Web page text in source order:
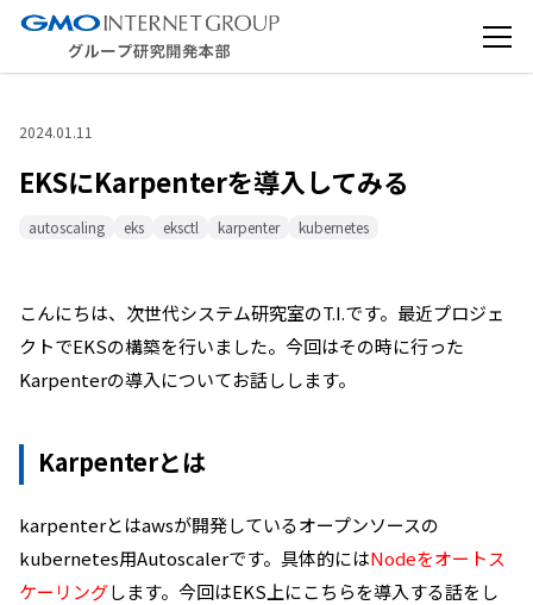
2024.01.11
EKSにKarpenterを導入してみる
autoscaling eks eksctl karpenter kubernetes
こんにちは、次世代システム研究室のT.I.です。最近プロジェ
クトでEKSの構築を行いました。今回はその時に行った
Karpenterの導入についてお話しします。
Karpenterとは
karpenterとはawsが開発しているオープンソースの
kubernetes用Autoscalerです。具体的にはNodeをオートス
ケーリングします。今回はEKS上にこちらを導入する話をし